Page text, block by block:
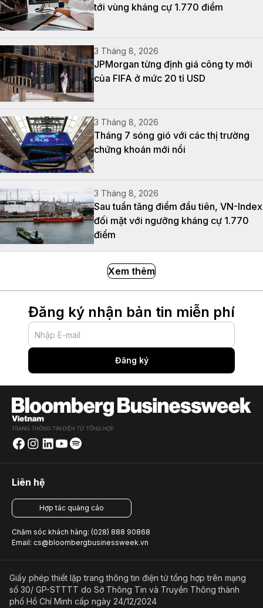
tới vùng kháng cự 1.770 điểm
3 Tháng 8, 2026
JPMorgan từng định giá công ty mới
của FIFA ở mức 20 tỉ USD
3 Tháng 8, 2026
Tháng 7 sóng gió với các thị trường
chứng khoán mới nổi
3 Tháng 8, 2026
Sau tuần tăng điểm đầu tiên, VN-Index
đối mặt với ngưỡng kháng cự 1.770
điểm
Xem thêm
Đăng ký nhận bản tin miễn phí
Đăng ký
Liên hệ
Hợp tác quảng cáo
Chăm sóc khách hàng: (028) 888 90868
Email: cs@bloombergbusinessweek.vn
Giấy phép thiết lập trang thông tin điện tử tổng hợp trên mạng
số 30/ GP-STTTT do Sở Thông Tin và Truyền Thông thành
phố Hồ Chí Minh cấp ngày 24/12/2024